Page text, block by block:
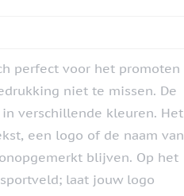
perfect voor het promoten
niet te missen. De
verschillende kleuren. Het
een logo of de naam van
blijven. Op het
laat jouw logo